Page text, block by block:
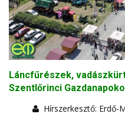
Láncfűrészek,
Szentlőrinci
Hírszerkesztő: Erdő-